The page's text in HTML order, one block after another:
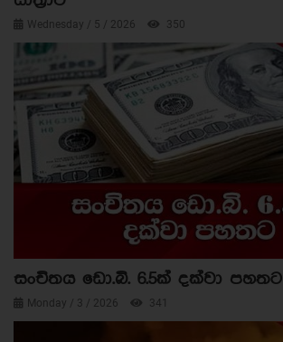
Wednesday / 5 / 2026 350
සංචිතය ඩො.බි. 6.5ක් දක්වා පහතට
Monday / 3 / 2026 341